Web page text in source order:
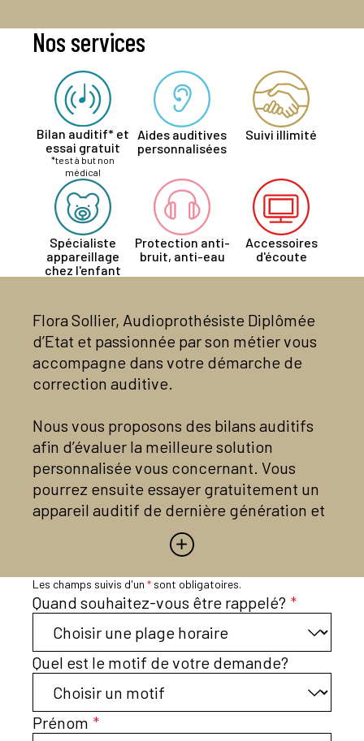
Nos services
Bilan auditif* et
essai gratuit
*test à but non
médical
Aides auditives
personnalisées
Suivi illimité
Spécialiste
appareillage
chez l'enfant
Protection anti-
bruit, anti-eau
Accessoires
d'écoute
Flora Sollier, Audioprothésiste Diplômée
d’Etat et passionnée par son métier vous
accompagne dans votre démarche de
correction auditive.
Nous vous proposons des bilans auditifs
afin d’évaluer la meilleure solution
personnalisée vous concernant. Vous
pourrez ensuite essayer gratuitement un
appareil auditif de dernière génération et
bénéficier d’un mois d’essai chez vous.
N’hésitez pas à prendre rendez-vous au
02.23.08.85.81 ou directement sur
Doctolib.
Les champs suivis d'un * sont obligatoires.
Quand souhaitez-vous être rappelé? *
Quel est le motif de votre demande?
Prénom *